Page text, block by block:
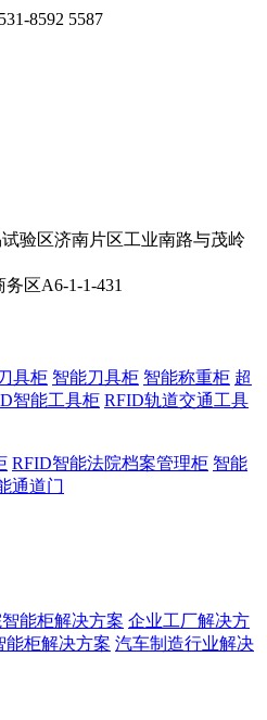
8592 5587
验区济南片区工业南路与茂岭
区A6-1-1-431
具柜 智能刀具柜 智能称重柜 超
智能工具柜 RFID轨道交通工具
RFID智能法院档案管理柜 智能
通道门
智能柜解决方案 企业工厂解决方
能柜解决方案 汽车制造行业解决